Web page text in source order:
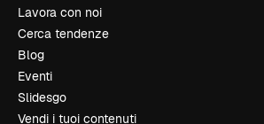
Lavora con noi
Cerca tendenze
Blog
Eventi
Slidesgo
Vendi i tuoi contenuti